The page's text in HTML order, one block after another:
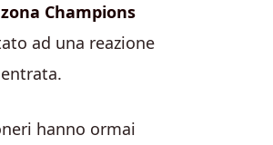
Champions
ad una reazione
hanno ormai